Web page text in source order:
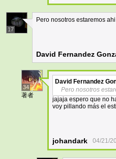
17
Pero nosotros estaremos
David Fernandez
34
著者
David Fernandez
Pero nosotros
jajaja espero que no
voy pillando más el
johandark 04/21/